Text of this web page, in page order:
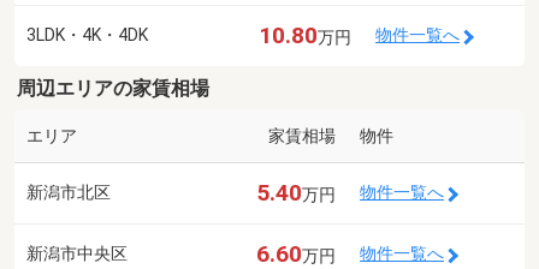
3LDK・4K・4DK 10.80万円 物件一覧へ
周辺エリアの家賃相場
エリア 家賃相場 物件
新潟市北区 5.40万円 物件一覧へ
新潟市中央区 6.60万円 物件一覧へ